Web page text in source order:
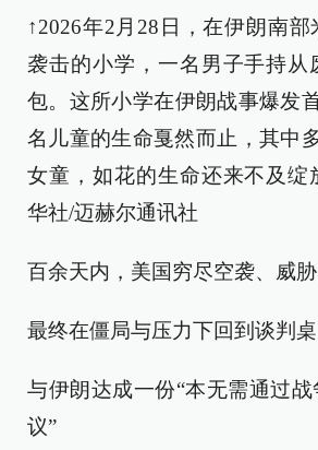
↑2026年2月28日，在伊朗南
袭击的小学，一名男子手持从
包。这所小学在伊朗战事爆发
名儿童的生命戛然而止，其中
女童，如花的生命还来不及绽
华社/迈赫尔通讯社
百余天内，美国穷尽空袭、威
最终在僵局与压力下回到谈判桌
与伊朗达成一份“本无需通过
议”